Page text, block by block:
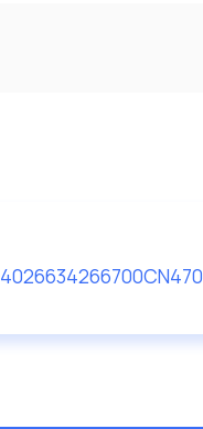
4026634266700CN470